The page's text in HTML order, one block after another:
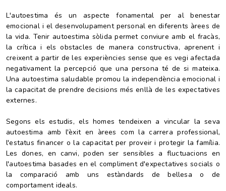
L'autoestima és un aspecte fonamental per al benestar
emocional i el desenvolupament personal en diferents àrees de
la vida. Tenir autoestima sòlida permet conviure amb el fracàs,
la crítica i els obstacles de manera constructiva, aprenent i
creixent a partir de les experiències sense que es vegi afectada
negativament la percepció que una persona té de si mateixa.
Una autoestima saludable promou la independència emocional i
la capacitat de prendre decisions més enllà de les expectatives
externes.
Segons els estudis, els homes tendeixen a vincular la seva
autoestima amb l'èxit en àrees com la carrera professional,
l'estatus financer o la capacitat per proveir i protegir la família.
Les dones, en canvi, poden ser sensibles a fluctuacions en
l'autoestima basades en el compliment d'expectatives socials o
la comparació amb uns estàndards de bellesa o de
comportament ideals.